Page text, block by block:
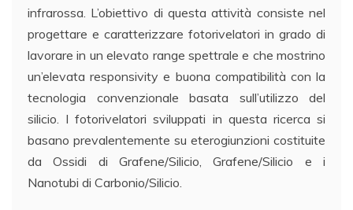
infrarossa. L’obiettivo di questa attività consiste nel
progettare e caratterizzare fotorivelatori in grado di
lavorare in un elevato range spettrale e che mostrino
un’elevata responsivity e buona compatibilità con la
tecnologia convenzionale basata sull’utilizzo del
silicio. I fotorivelatori sviluppati in questa ricerca si
basano prevalentemente su eterogiunzioni costituite
da Ossidi di Grafene/Silicio, Grafene/Silicio e i
Nanotubi di Carbonio/Silicio.